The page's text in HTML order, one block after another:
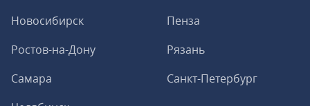
Новосибирск
Пенза
Ростов-на-Дону
Рязань
Самара
Санкт-Петербург